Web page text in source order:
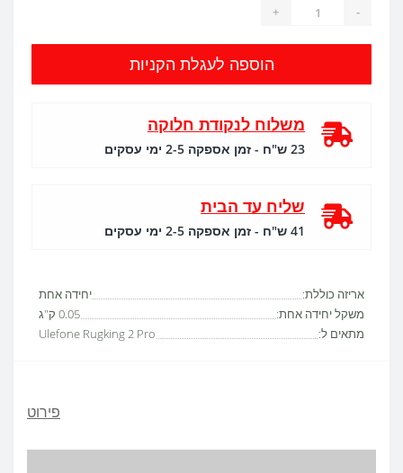
אריזה כוללת:
יחידה אחת
משקל יחידה אחת:
0.05 ק"ג
מתאים ל:
Ulefone Rugking 2 Pro
-
+
הוספה לעגלת הקניות
משלוח לנקודת חלוקה
23 ש"ח - זמן אספקה 2-5 ימי עסקים
שליח עד הבית
41 ש"ח - זמן אספקה 2-5 ימי עסקים
פירוט